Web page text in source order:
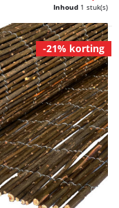
Inhoud 1 stuk(s)
-21% korting